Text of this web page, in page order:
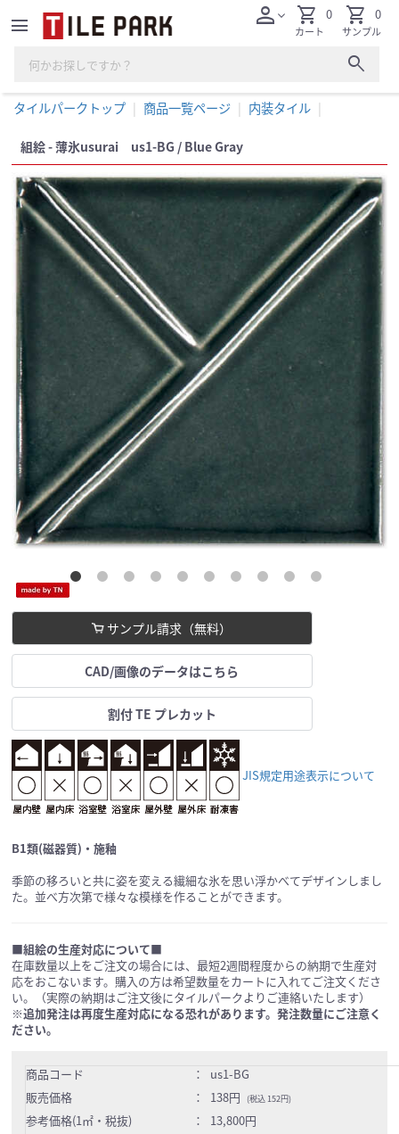
menu
search
personexpand_more shopping_cart
カート
0 shopping_cart
サンプル
0
タイルパークトップ 商品一覧ページ 内装タイル
組絵 - 薄氷usurai us1-BG / Blue Gray
サンプル請求（無料）
CAD/画像のデータはこちら
割付 TE プレカット
JIS規定用途表示について
B1類(磁器質)・施釉
季節の移ろいと共に姿を変える繊細な氷を思い浮かべてデザインしまし
た。並べ方次第で様々な模様を作ることができます。
■組絵の生産対応について■
在庫数量以上をご注文の場合には、最短2週間程度からの納期で生産対
応をおこないます。購入の方は希望数量をカートに入れてご注文くださ
い。（実際の納期はご注文後にタイルパークよりご連絡いたします）
※追加発注は再度生産対応になる恐れがあります。発注数量にご注意く
ださい。
商品コード ：
us1-BG
販売価格
： 138円 (税込 152円)
参考価格(1㎡・税抜) ：
13,800円